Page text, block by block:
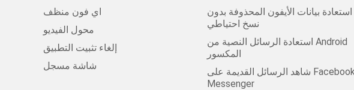
اي فون منظف
محول الفيديو
إلغاء تثبيت التطبيق
شاشة مسجل
استعادة بيانات الأيفون المحذوفة بدون
نسخ احتياطي
استعادة الرسائل النصية من Android
المكسور
شاهد الرسائل القديمة على Facebook
Messenger